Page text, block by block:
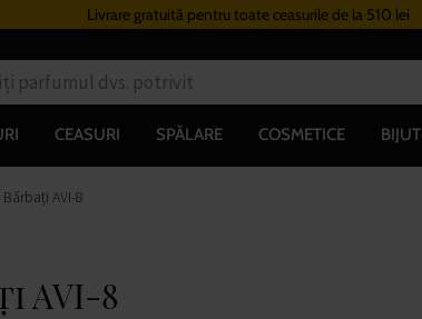
Livrare gratuită pentru toate ceasurile de la 510 lei
CEASURI SPĂLARE COSMETICE
AVI-8
AVI-8